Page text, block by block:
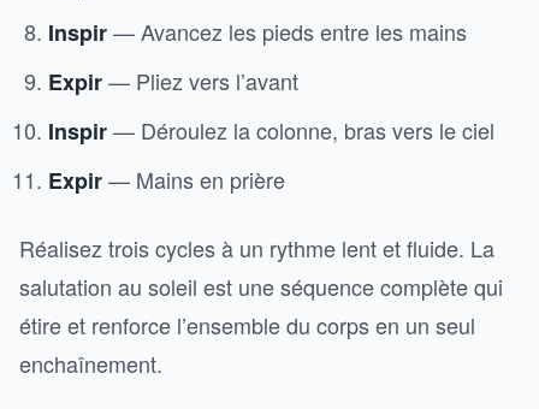
Inspir— Avancez les pieds entre les mains
Expir— Pliez vers l’avant
Inspir— Déroulez la colonne, bras vers le ciel
Expir— Mains en prière
Réalisez trois cycles à un rythme lent et fluide. La
salutation au soleil est une séquence complète qui
étire et renforce l’ensemble du corps en un seul
enchaînement.